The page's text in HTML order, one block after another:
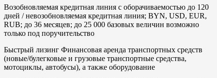
Возобновляемая кредитная линия с оборачиваемостью до 120
дней / невозобновляемая кредитная линия; BYN, USD, EUR,
RUB; до 36 месяцев; до 25 000 базовых величин возможно
только под поручительство
Быстрый лизинг Финансовая аренда транспортных средств
(новые/булегковые и грузовые транспортные средства,
мотоциклы, автобусы), а также оборудование